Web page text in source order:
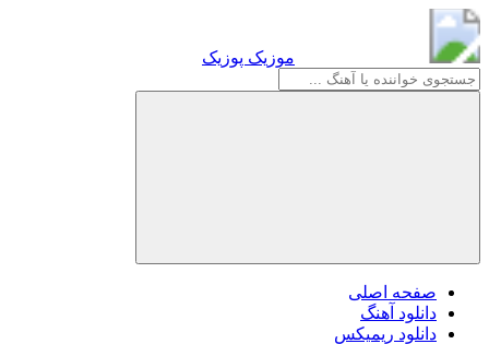
موزیک پوزیک
صفحه اصلی
دانلود آهنگ
دانلود ریمیکس